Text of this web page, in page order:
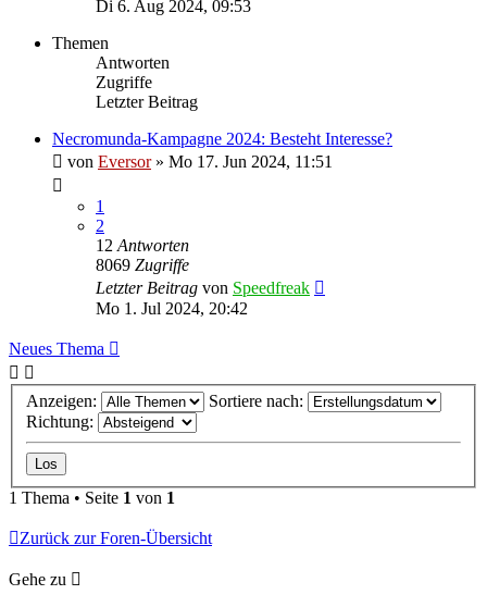
Di 6. Aug 2024, 09:53
Themen
Antworten
Zugriffe
Letzter Beitrag
Necromunda-Kampagne 2024: Besteht Interesse?
von Eversor» Mo 17. Jun 2024, 11:51
1
2
12 Antworten
8069 Zugriffe
Letzter Beitrag von Speedfreak
Mo 1. Jul 2024, 20:42
Neues Thema
Anzeigen:
Sortiere nach:
Richtung:
1 Thema • Seite 1 von 1
Zurück zur Foren-Übersicht
Gehe zu